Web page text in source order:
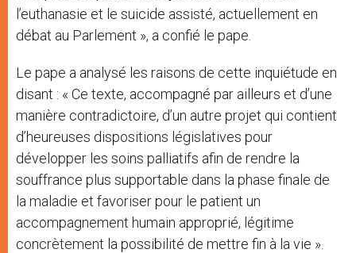
l’euthanasie et le suicide assisté, actuellement en
débat au Parlement », a confié le pape.
Le pape a analysé les raisons de cette inquiétude en
disant : « Ce texte, accompagné par ailleurs et d’une
manière contradictoire, d’un autre projet qui contient
d’heureuses dispositions législatives pour
développer les soins palliatifs afin de rendre la
souffrance plus supportable dans la phase finale de
la maladie et favoriser pour le patient un
accompagnement humain approprié, légitime
concrètement la possibilité de mettre fin à la vie ».